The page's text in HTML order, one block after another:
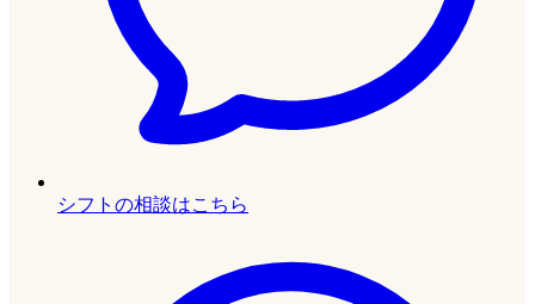
シフトの相談はこちら